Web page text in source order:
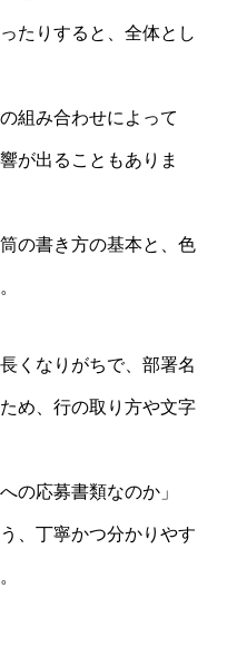
たりすると、全体とし
組み合わせによって
が出ることもありま
の書き方の基本と、色
くなりがちで、部署名
め、行の取り方や文字
の応募書類なのか」
、丁寧かつ分かりやす